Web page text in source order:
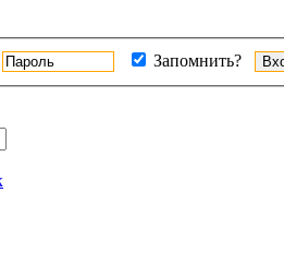
Запомнить?